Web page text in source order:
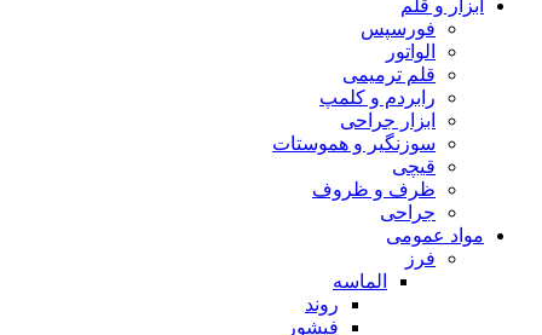
ابزار و قلم
فورسپس
الواتور
قلم ترمیمی
رابردم و کلمپ
ابزار جراحی
سوزنگیر و هموستات
قیچی
ظرف و ظروف
جراحی
مواد عمومی
فرز
الماسه
روند
فیشور